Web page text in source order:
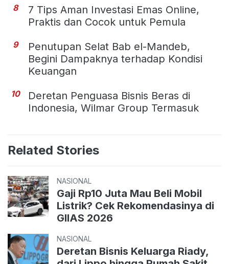
8
7 Tips Aman Investasi Emas Online,
Praktis dan Cocok untuk Pemula
9
Penutupan Selat Bab el-Mandeb,
Begini Dampaknya terhadap Kondisi
Keuangan
10
Deretan Penguasa Bisnis Beras di
Indonesia, Wilmar Group Termasuk
Related Stories
NASIONAL
Gaji Rp10 Juta Mau Beli Mobil
Listrik? Cek Rekomendasinya di
GIIAS 2026
NASIONAL
Deretan Bisnis Keluarga Riady,